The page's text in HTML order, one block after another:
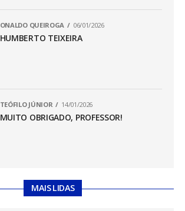
ONALDO QUEIROGA 06/01/2026
HUMBERTO TEIXEIRA
TEÓFILO JÚNIOR 14/01/2026
MUITO OBRIGADO, PROFESSOR!
MAIS LIDAS